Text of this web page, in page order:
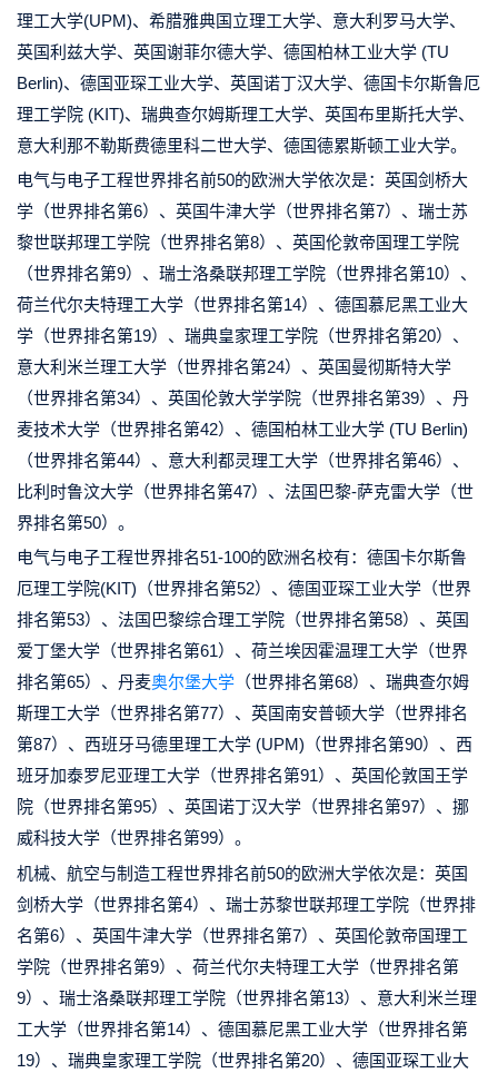
理工大学(UPM)、希腊雅典国立理工大学、意大利罗马大学、
英国利兹大学、英国谢菲尔德大学、德国柏林工业大学 (TU
Berlin)、德国亚琛工业大学、英国诺丁汉大学、德国卡尔斯鲁厄
理工学院 (KIT)、瑞典查尔姆斯理工大学、英国布里斯托大学、
意大利那不勒斯费德里科二世大学、德国德累斯顿工业大学。
电气与电子工程世界排名前50的欧洲大学依次是：英国剑桥大
学（世界排名第6）、英国牛津大学（世界排名第7）、瑞士苏
黎世联邦理工学院（世界排名第8）、英国伦敦帝国理工学院
（世界排名第9）、瑞士洛桑联邦理工学院（世界排名第10）、
荷兰代尔夫特理工大学（世界排名第14）、德国慕尼黑工业大
学（世界排名第19）、瑞典皇家理工学院（世界排名第20）、
意大利米兰理工大学（世界排名第24）、英国曼彻斯特大学
（世界排名第34）、英国伦敦大学学院（世界排名第39）、丹
麦技术大学（世界排名第42）、德国柏林工业大学 (TU Berlin)
（世界排名第44）、意大利都灵理工大学（世界排名第46）、
比利时鲁汶大学（世界排名第47）、法国巴黎-萨克雷大学（世
界排名第50）。
电气与电子工程世界排名51-100的欧洲名校有：德国卡尔斯鲁
厄理工学院(KIT)（世界排名第52）、德国亚琛工业大学（世界
排名第53）、法国巴黎综合理工学院（世界排名第58）、英国
爱丁堡大学（世界排名第61）、荷兰埃因霍温理工大学（世界
排名第65）、丹麦奥尔堡大学 （世界排名第68）、瑞典查尔姆
斯理工大学（世界排名第77）、英国南安普顿大学（世界排名
第87）、西班牙马德里理工大学 (UPM)（世界排名第90）、西
班牙加泰罗尼亚理工大学（世界排名第91）、英国伦敦国王学
院（世界排名第95）、英国诺丁汉大学（世界排名第97）、挪
威科技大学（世界排名第99）。
机械、航空与制造工程世界排名前50的欧洲大学依次是：英国
剑桥大学（世界排名第4）、瑞士苏黎世联邦理工学院（世界排
名第6）、英国牛津大学（世界排名第7）、英国伦敦帝国理工
学院（世界排名第9）、荷兰代尔夫特理工大学（世界排名第
9）、瑞士洛桑联邦理工学院（世界排名第13）、意大利米兰理
工大学（世界排名第14）、德国慕尼黑工业大学（世界排名第
19）、瑞典皇家理工学院（世界排名第20）、德国亚琛工业大